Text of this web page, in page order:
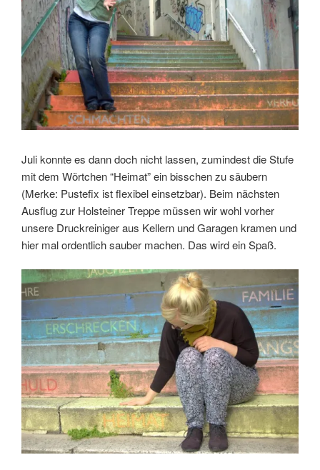
Juli konnte es dann doch nicht lassen, zumindest die Stufe
mit dem Wörtchen “Heimat” ein bisschen zu säubern
(Merke: Pustefix ist flexibel einsetzbar). Beim nächsten
Ausflug zur Holsteiner Treppe müssen wir wohl vorher
unsere Druckreiniger aus Kellern und Garagen kramen und
hier mal ordentlich sauber machen. Das wird ein Spaß.